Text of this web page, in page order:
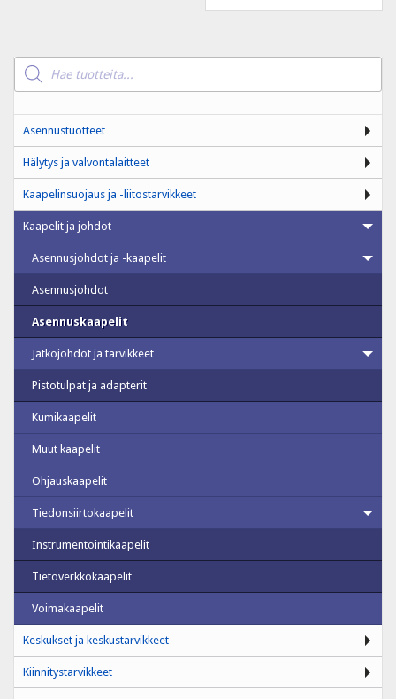
Products
search
Asennustuotteet
Hälytys ja valvontalaitteet
Kaapelinsuojaus ja -liitostarvikkeet
Kaapelit ja johdot
Asennusjohdot ja -kaapelit
Asennusjohdot
Asennuskaapelit
Jatkojohdot ja tarvikkeet
Pistotulpat ja adapterit
Kumikaapelit
Muut kaapelit
Ohjauskaapelit
Tiedonsiirtokaapelit
Instrumentointikaapelit
Tietoverkkokaapelit
Voimakaapelit
Keskukset ja keskustarvikkeet
Kiinnitystarvikkeet